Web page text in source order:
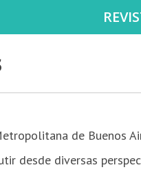
de Buenos
desde diversas